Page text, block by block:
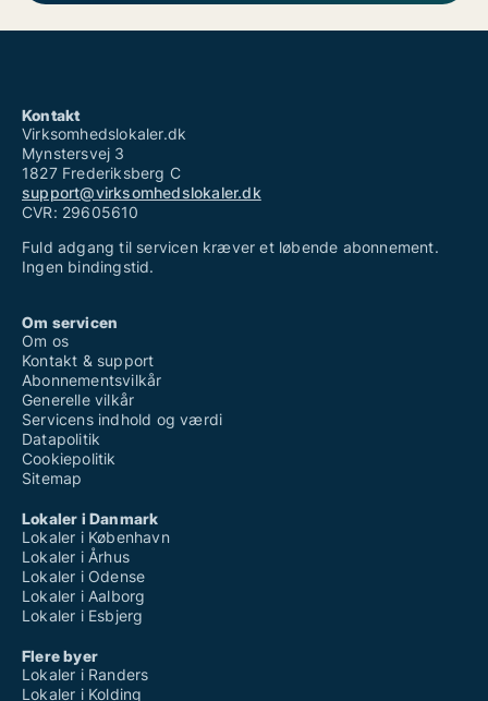
Kontakt
Virksomhedslokaler.dk
Mynstersvej 3
1827 Frederiksberg C
support@virksomhedslokaler.dk
CVR: 29605610
Fuld adgang til servicen kræver et løbende abonnement.
Ingen bindingstid.
Om servicen
Om os
Kontakt & support
Abonnementsvilkår
Generelle vilkår
Servicens indhold og værdi
Datapolitik
Cookiepolitik
Sitemap
Lokaler i Danmark
Lokaler i København
Lokaler i Århus
Lokaler i Odense
Lokaler i Aalborg
Lokaler i Esbjerg
Flere byer
Lokaler i Randers
Lokaler i Kolding